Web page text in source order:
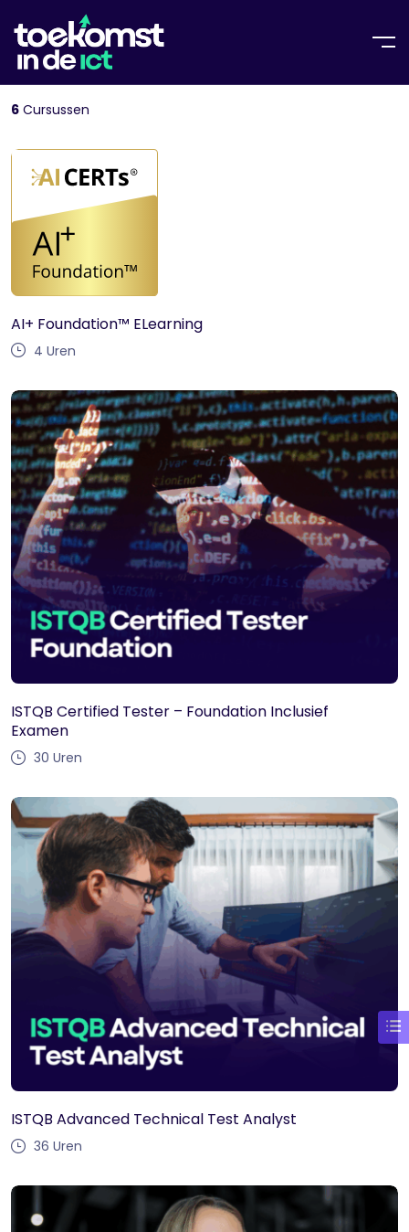
6 Cursussen
AI+ Foundation™ ELearning
4 Uren
ISTQB Certified Tester – Foundation Inclusief
Examen
30 Uren
ISTQB Advanced Technical Test Analyst
36 Uren